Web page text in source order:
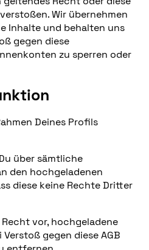
Wir übernehmen
Inhalte und behalten uns
gegen diese
zu sperren oder
Deines Profils
über sämtliche
den hochgeladenen
diese keine Rechte Dritter
vor, hochgeladene
gegen diese AGB